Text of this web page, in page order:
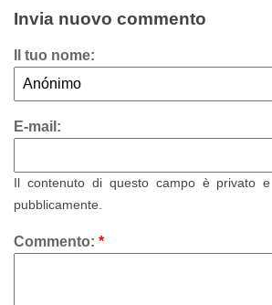
Invia nuovo commento
Il tuo nome:
E-mail:
Il contenuto di questo campo è privato
pubblicamente.
Commento: *